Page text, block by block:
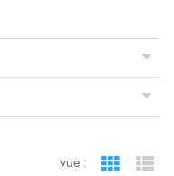
vue : vue de